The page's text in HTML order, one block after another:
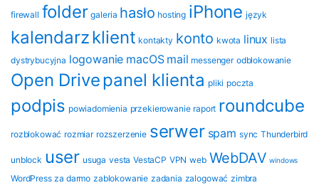
firewall folder galeria hasło hosting iPhone język
kalendarzklient kontakty konto kwota linux lista
dystrybucyjna logowanie macOS mail messenger odblokowanie
Open Drivepanel klienta pliki poczta
podpis powiadomienia przekierowanie raport roundcube
rozblokować rozmiar rozszerzenie serwer spam sync Thunderbird
unblock user usuga vesta VestaCP VPN web WebDAV windows
WordPress za darmo zablokowanie zadania zalogować zimbra